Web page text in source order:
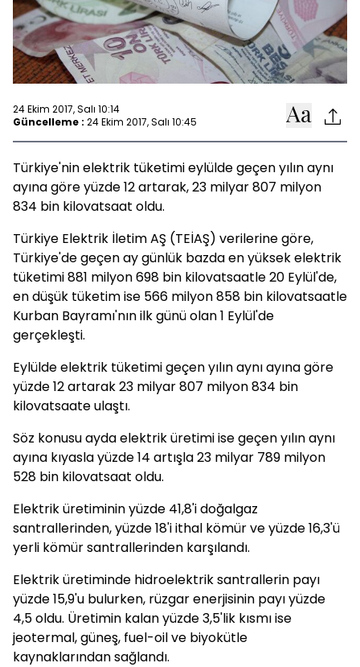
24 Ekim 2017, Salı 10:14
Güncelleme : 24 Ekim 2017, Salı 10:45
Türkiye'nin elektrik tüketimi eylülde geçen yılın aynı
ayına göre yüzde 12 artarak, 23 milyar 807 milyon
834 bin kilovatsaat oldu.
Türkiye Elektrik İletim AŞ (TEİAŞ) verilerine göre,
Türkiye'de geçen ay günlük bazda en yüksek elektrik
tüketimi 881 milyon 698 bin kilovatsaatle 20 Eylül'de,
en düşük tüketim ise 566 milyon 858 bin kilovatsaatle
Kurban Bayramı'nın ilk günü olan 1 Eylül'de
gerçekleşti.
Eylülde elektrik tüketimi geçen yılın aynı ayına göre
yüzde 12 artarak 23 milyar 807 milyon 834 bin
kilovatsaate ulaştı.
Söz konusu ayda elektrik üretimi ise geçen yılın aynı
ayına kıyasla yüzde 14 artışla 23 milyar 789 milyon
528 bin kilovatsaat oldu.
Elektrik üretiminin yüzde 41,8'i doğalgaz
santrallerinden, yüzde 18'i ithal kömür ve yüzde 16,3'ü
yerli kömür santrallerinden karşılandı.
Elektrik üretiminde hidroelektrik santrallerin payı
yüzde 15,9'u bulurken, rüzgar enerjisinin payı yüzde
4,5 oldu. Üretimin kalan yüzde 3,5'lik kısmı ise
jeotermal, güneş, fuel-oil ve biyokütle
kaynaklarından sağlandı.